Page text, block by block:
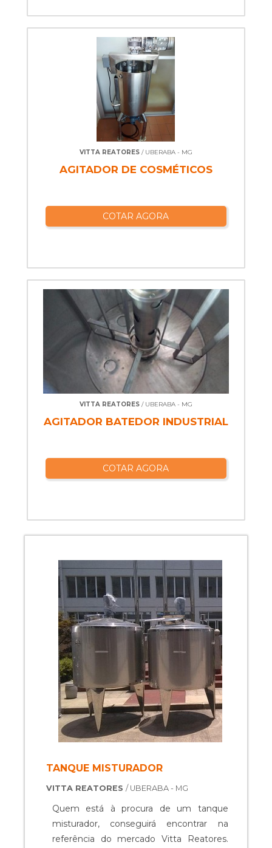
VITTA REATORES/ UBERABA - MG
AGITADOR DE COSMÉTICOS
COTAR AGORA
VITTA REATORES/ UBERABA - MG
AGITADOR BATEDOR INDUSTRIAL
COTAR AGORA
TANQUE MISTURADOR
VITTA REATORES / UBERABA - MG
Quem está à procura de um tanque
misturador, conseguirá encontrar na
referência do mercado Vitta Reatores.